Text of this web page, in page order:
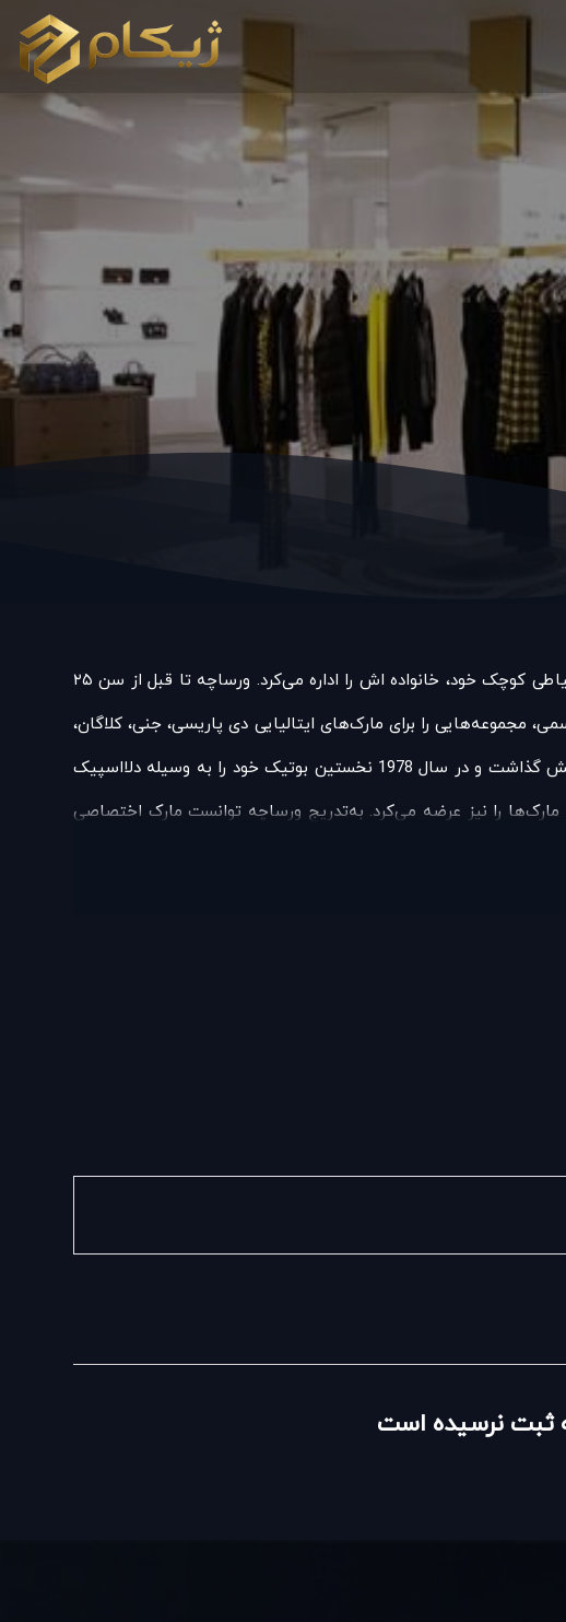
در 2 دسامبر 1946 «جیانی ورساچه» در رجیو کالابریا ایتالیا به دنیا آمد. در زمان کودکی جیانی، مادر او با درآمد کارگاه خیاطی کوچک خود، خانواده اش را اداره می‌کرد. ورساچه تا قبل از سن ۲۵
را برای مارک‌های ایتالیایی دی پاریسی، جنی، کلاگان،
آلما و سپس در سال 1974 برای مارک کامپلیس طراحی کرد. وی اولین مجموعه لباس‌های چرمش را در سال 1975 به نمایش گذاشت و در سال 1978 نخستین بوتیک خود را به وسیله دلااسپیک
مارک‌ها را نیز عرضه می‌کرد. به‌تدریج ورساچه توانست مارک اختصاصی
به یک تجارت خانوادگی بدل شده است که یکی از نمادهای آن،
ثبت نرسیده است